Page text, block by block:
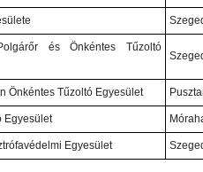
és Önkéntes Tűzoltó
Önkéntes Tűzoltó Egyesület
Egyesület
Egyesület